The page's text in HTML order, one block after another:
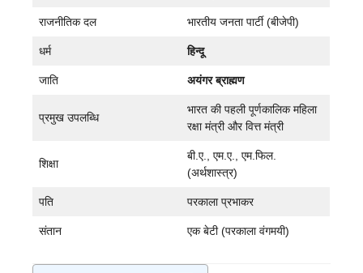
राजनीतिक दल भारतीय जनता पार्टी (बीजेपी)
धर्म हिन्दू
जाति अयंगर ब्राह्मण
प्रमुख उपलब्धि
भारत की पहली पूर्णकालिक महिला
रक्षा मंत्री और वित्त मंत्री
शिक्षा
बी.ए., एम.ए., एम.फिल.
(अर्थशास्त्र)
पति परकाला प्रभाकर
संतान एक बेटी (परकाला वंगमयी)